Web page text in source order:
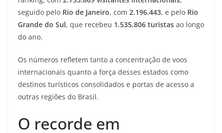
seguido pelo Rio de Janeiro, com 2.196.443, e pelo Rio
Grande do Sul, que recebeu 1.535.806 turistas ao longo
do ano.
Os números refletem tanto a concentração de voos
internacionais quanto a força desses estados como
destinos turísticos consolidados e portas de acesso a
outras regiões do Brasil.
O recorde em